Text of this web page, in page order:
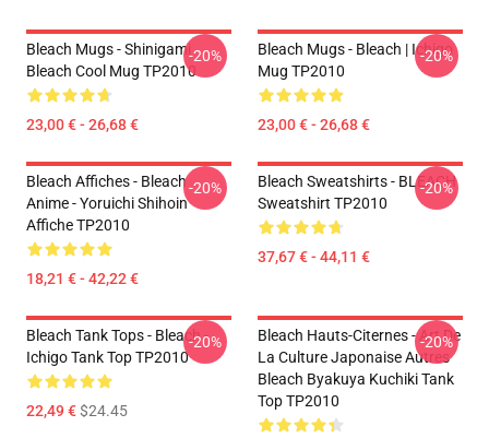
Bleach Mugs - Shinigami
Bleach Cool Mug TP2010
23,00 € - 26,68 €
-20%
Bleach Mugs - Bleach | Ichigo
Mug TP2010
23,00 € - 26,68 €
-20%
Bleach Affiches - Bleach
Anime - Yoruichi Shihoin
Affiche TP2010
18,21 € - 42,22 €
-20%
Bleach Sweatshirts - BLEACH
Sweatshirt TP2010
37,67 € - 44,11 €
-20%
Bleach Tank Tops - Bleach -
Ichigo Tank Top TP2010
22,49 €$24.45
-20%
Bleach Hauts-Citernes - Art De
La Culture Japonaise Autres
Bleach Byakuya Kuchiki Tank
Top TP2010
-20%